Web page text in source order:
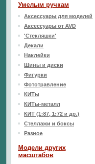
Умелым ручкам
Аксессуары для моделей
Аксессуары от AVD
'Стекляшки'
Декали
Наклейки
Шины и диски
Фигурки
Фототравление
КИТы
КИТы-металл
КИТ (1:87, 1:72 и др.)
Стеллажи и боксы
Разное
Модели других
масштабов